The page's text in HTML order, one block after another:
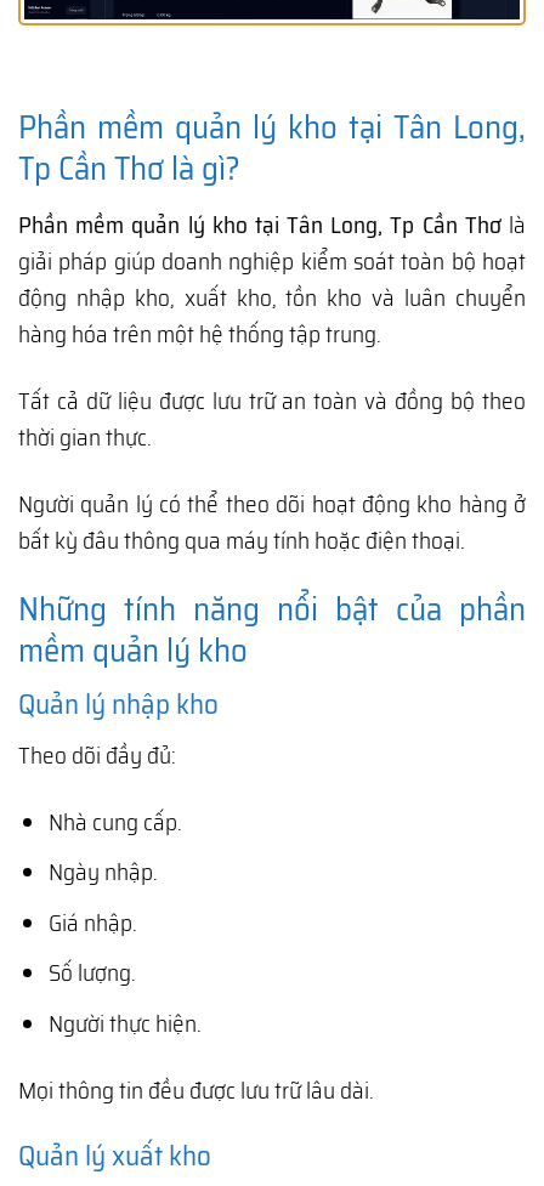
Phần mềm quản lý kho tại Tân Long,
Tp Cần Thơ là gì?
Phần mềm quản lý kho tại Tân Long, Tp Cần Thơlà
giải pháp giúp doanh nghiệp kiểm soát toàn bộ hoạt
động nhập kho, xuất kho, tồn kho và luân chuyển
hàng hóa trên một hệ thống tập trung.
Tất cả dữ liệu được lưu trữ an toàn và đồng bộ theo
thời gian thực.
Người quản lý có thể theo dõi hoạt động kho hàng ở
bất kỳ đâu thông qua máy tính hoặc điện thoại.
Những tính năng nổi bật của phần
mềm quản lý kho
Quản lý nhập kho
Theo dõi đầy đủ:
Nhà cung cấp.
Ngày nhập.
Giá nhập.
Số lượng.
Người thực hiện.
Mọi thông tin đều được lưu trữ lâu dài.
Quản lý xuất kho